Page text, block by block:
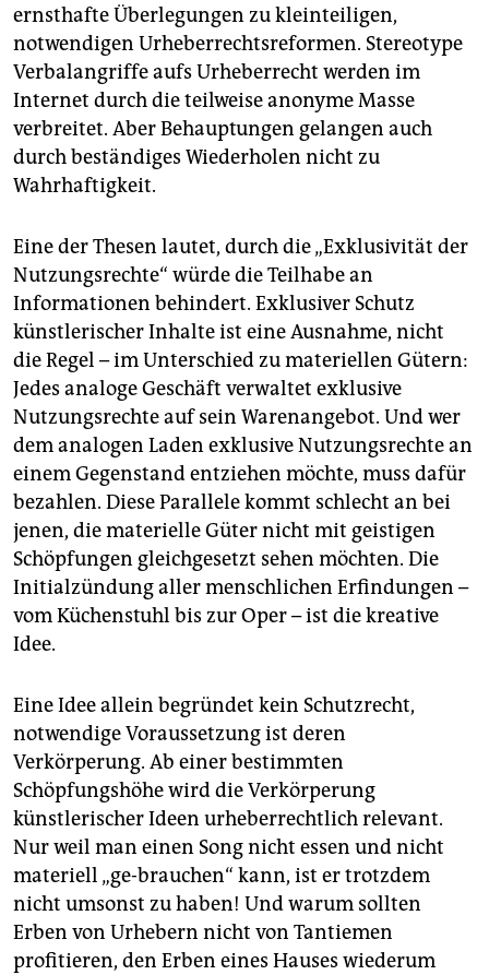
ernsthafte Überlegungen zu kleinteiligen,
notwendigen Urheberrechtsreformen. Stereotype
Verbalangriffe aufs Urheberrecht werden im
Internet durch die teilweise anonyme Masse
verbreitet. Aber Behauptungen gelangen auch
durch beständiges Wiederholen nicht zu
Wahrhaftigkeit.
Eine der Thesen lautet, durch die „Exklusivität der
Nutzungsrechte“ würde die Teilhabe an
Informationen behindert. Exklusiver Schutz
künstlerischer Inhalte ist eine Ausnahme, nicht
die Regel – im Unterschied zu materiellen Gütern:
Jedes analoge Geschäft verwaltet exklusive
Nutzungsrechte auf sein Warenangebot. Und wer
dem analogen Laden exklusive Nutzungsrechte an
einem Gegenstand entziehen möchte, muss dafür
bezahlen. Diese Parallele kommt schlecht an bei
jenen, die materielle Güter nicht mit geistigen
Schöpfungen gleichgesetzt sehen möchten. Die
Initialzündung aller menschlichen Erfindungen –
vom Küchenstuhl bis zur Oper – ist die kreative
Idee.
Eine Idee allein begründet kein Schutzrecht,
notwendige Voraussetzung ist deren
Verkörperung. Ab einer bestimmten
Schöpfungshöhe wird die Verkörperung
künstlerischer Ideen urheberrechtlich relevant.
Nur weil man einen Song nicht essen und nicht
materiell „ge-brauchen“ kann, ist er trotzdem
nicht umsonst zu haben! Und warum sollten
Erben von Urhebern nicht von Tantiemen
profitieren, den Erben eines Hauses wiederum